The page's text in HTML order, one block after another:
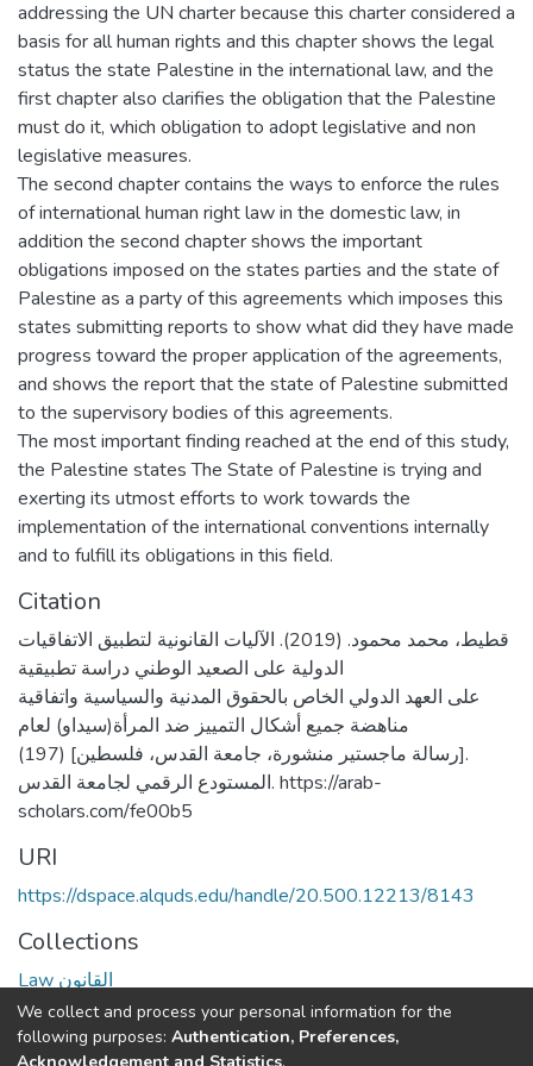
addressing the UN charter because this charter considered a
basis for all human rights and this chapter shows the legal
status the state Palestine in the international law, and the
first chapter also clarifies the obligation that the Palestine
must do it, which obligation to adopt legislative and non
legislative measures.
The second chapter contains the ways to enforce the rules
of international human right law in the domestic law, in
addition the second chapter shows the important
obligations imposed on the states parties and the state of
Palestine as a party of this agreements which imposes this
states submitting reports to show what did they have made
progress toward the proper application of the agreements,
and shows the report that the state of Palestine submitted
to the supervisory bodies of this agreements.
The most important finding reached at the end of this study,
the Palestine states The State of Palestine is trying and
exerting its utmost efforts to work towards the
implementation of the international conventions internally
and to fulfill its obligations in this field.
Citation
قطيط، محمد محمود. (2019). الآليات القانونية لتطبيق الاتفاقيات
الدولية على الصعيد الوطني دراسة تطبيقية
على العهد الدولي الخاص بالحقوق المدنية والسياسية واتفاقية
مناهضة جميع أشكال التمييز ضد المرأة(سيداو) لعام
(197) [رسالة ماجستير منشورة، جامعة القدس، فلسطين].
المستودع الرقمي لجامعة القدس. https://arab-
scholars.com/fe00b5
URI
https://dspace.alquds.edu/handle/20.500.12213/8143
Collections
Law القانون
Full item page
We collect and process your personal information for the
following purposes: Authentication, Preferences,